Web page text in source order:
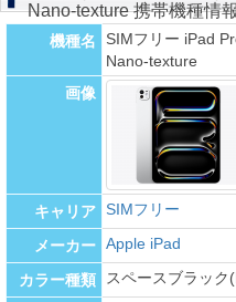
Nano-texture 携帯機種情
機種名
SIMフリー iPad
Nano-texture
画像
キャリア SIMフリー
メーカー Apple iPad
カラー種類 スペースブラック